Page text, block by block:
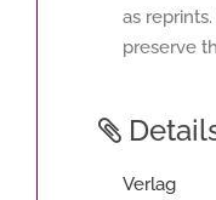
as
preserve
Verlag